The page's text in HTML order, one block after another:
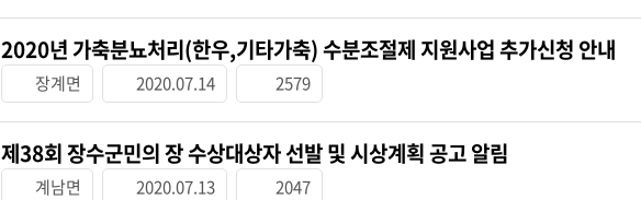
2020년 가축분뇨처리(한우,기타가축) 수분조절제 지원사업 추가신청 안내
장계면 2020.07.14 2579
제38회 장수군민의 장 수상대상자 선발 및 시상계획 공고 알림
계남면 2020.07.13 2047